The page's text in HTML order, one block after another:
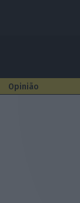
Opinião